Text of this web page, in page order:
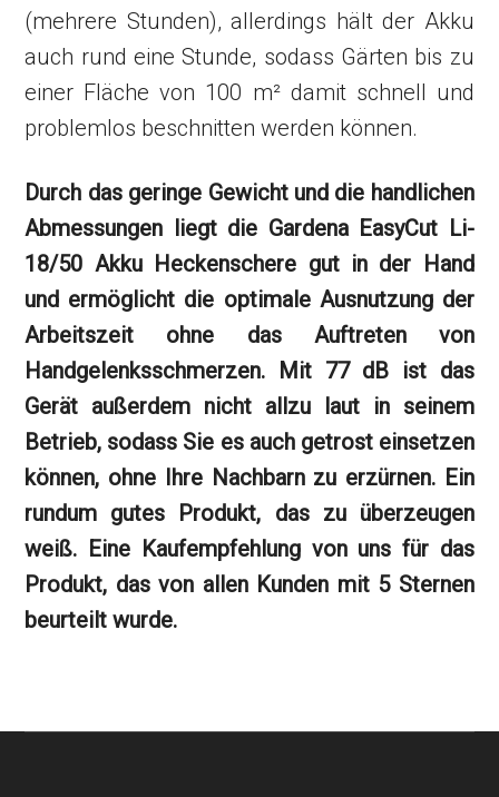
(mehrere Stunden), allerdings hält der Akku
auch rund eine Stunde, sodass Gärten bis zu
einer Fläche von 100 m² damit schnell und
problemlos beschnitten werden können.
Durch das geringe Gewicht und die handlichen
Abmessungen liegt die Gardena EasyCut Li-
18/50 Akku Heckenschere gut in der Hand
und ermöglicht die optimale Ausnutzung der
Arbeitszeit ohne das Auftreten von
Handgelenksschmerzen. Mit 77 dB ist das
Gerät außerdem nicht allzu laut in seinem
Betrieb, sodass Sie es auch getrost einsetzen
können, ohne Ihre Nachbarn zu erzürnen. Ein
rundum gutes Produkt, das zu überzeugen
weiß. Eine Kaufempfehlung von uns für das
Produkt, das von allen Kunden mit 5 Sternen
beurteilt wurde.